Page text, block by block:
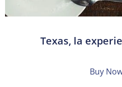
Texas, la
Buy